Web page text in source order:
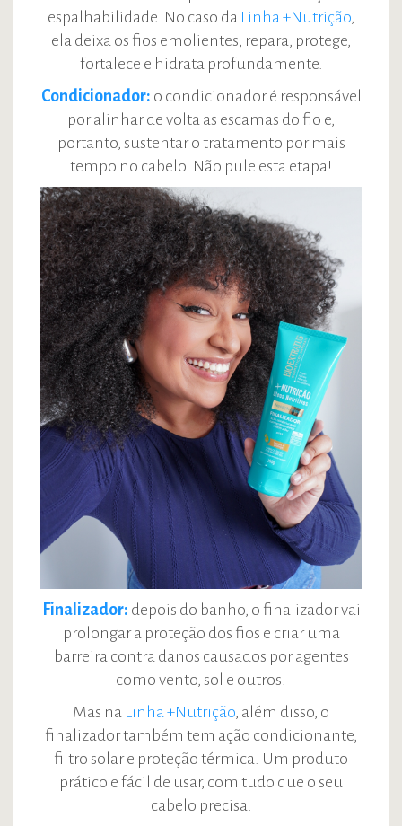
espalhabilidade. No caso da Linha +Nutrição,
ela deixa os fios emolientes, repara, protege,
fortalece e hidrata profundamente.
Condicionador: o condicionador é responsável
por alinhar de volta as escamas do fio e,
portanto, sustentar o tratamento por mais
tempo no cabelo. Não pule esta etapa!
Finalizador: depois do banho, o finalizador vai
prolongar a proteção dos fios e criar uma
barreira contra danos causados por agentes
como vento, sol e outros.
Mas na Linha +Nutrição , além disso, o
finalizador também tem ação condicionante,
filtro solar e proteção térmica. Um produto
prático e fácil de usar, com tudo que o seu
cabelo precisa.